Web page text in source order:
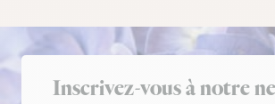
Inscription à la newsletter
Inscrivez-vous à notre